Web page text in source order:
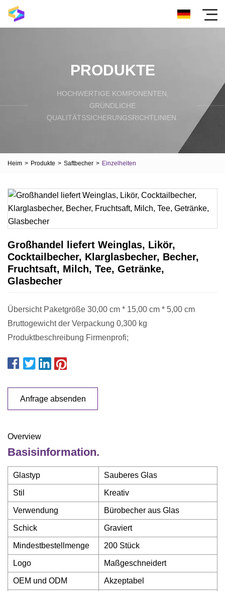
PRODUKTE
HOCHWERTIGE KOMPONENTEN,
GRÜNDLICHE
QUALITÄTSSICHERUNGSRICHTLINIEN.
Heim > Produkte > Saftbecher > Einzelheiten
Großhandel liefert Weinglas, Likör,
Cocktailbecher, Klarglasbecher, Becher,
Fruchtsaft, Milch, Tee, Getränke,
Glasbecher
Übersicht Paketgröße 30,00 cm * 15,00 cm * 5,00 cm
Bruttogewicht der Verpackung 0,300 kg
Produktbeschreibung Firmenprofi;
Anfrage absenden
Overview
Basisinformation.
Glastyp Sauberes Glas
Stil Kreativ
Verwendung Bürobecher aus Glas
Schick Graviert
Mindestbestellmenge 200 Stück
Logo Maßgeschneidert
OEM und ODM Akzeptabel